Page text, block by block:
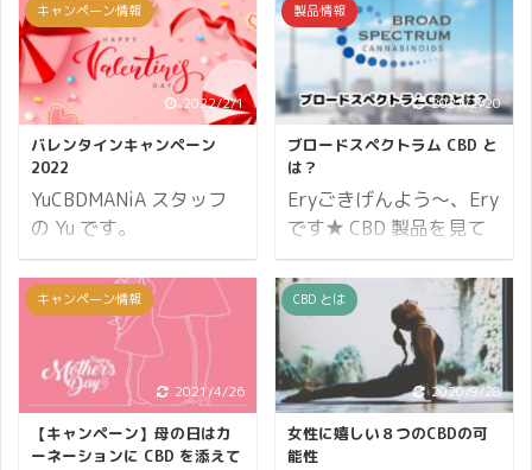
キャンペーン情報
2022/2/1
バレンタインキャンペーン
2022
YuCBDMANiA スタッフ
の Yu です。
CBDMANiAのお得な情報
や素敵な製品のご紹介
を、これから楽しくお届
けいたします♪ 2月の大
きなイベントはバレンタ
インデー。 私の学校は女
子校だったのでバレンタ
インデー当日は友チョコ
製品情報
2021/2/20
ブロードスペクトラム CBD と
は？
Eryごきげんよう～、Ery
です★ CBD 製品を見て
いると「ブロードスペク
トラム」という表記が気
になったことはありませ
んか？ 普段の生活ではあ
まり聞き慣れない言葉で
すよね。 ブロードウェ
イ、ブロードバンド、ブ
ロードキャスター、、、
キャンペーン情報
2021/4/26
【キャンペーン】母の日はカ
ーネーションに CBD を添えて
CBD とは
2020/9/28
女性に嬉しい８つのCBDの可
能性